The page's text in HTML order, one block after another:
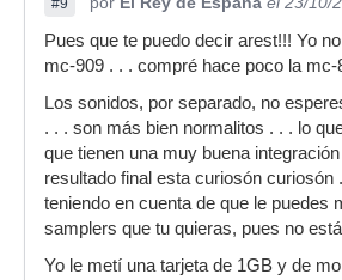
#9
Pues que te puedo decir arest!!! Yo
mc-909 . . . compré hace poco la mc-
Los sonidos, por separado, no
. . . son más bien normalitos . . . lo
que tienen una muy buena
resultado final esta curiosón curiosón
teniendo en cuenta de que le puedes
samplers que tu quieras, pues no
Yo le metí una tarjeta de 1GB y de